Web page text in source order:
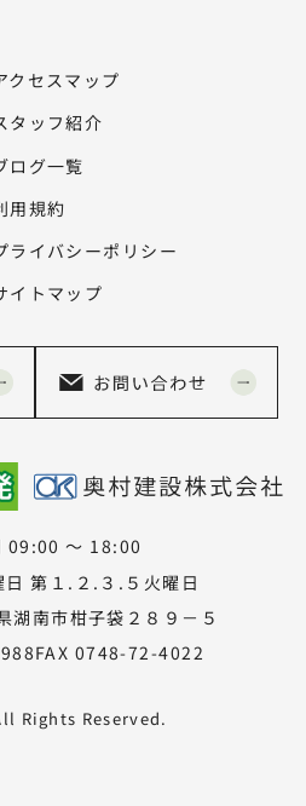
クセスマップ
タッフ紹介
ログ一覧
用規約
ライバシーポリシー
イトマップ
09:00 ～ 18:00
日 第１.２.３.５火曜日
湖南市柑子袋２８９－５
FAX 0748-72-4022
Rights Reserved.